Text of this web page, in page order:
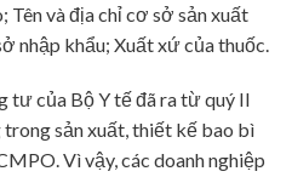
Tên và địa chỉ cơ sở sản xuất
nhập khẩu; Xuất xứ của thuốc.
tư của Bộ Y tế đã ra từ quý II
sản xuất, thiết kế bao bì
Vì vậy, các doanh nghiệp